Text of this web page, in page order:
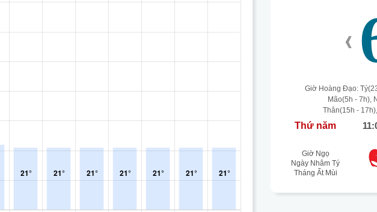
‹
Giờ Hoàng Đạo:
Mão(5h - 7h),
Thân(15h -
Thứ năm
Giờ Ngọ
Ngày Nhâm Tý
Tháng Ất Mùi